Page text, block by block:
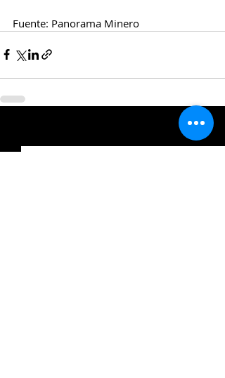
Fuente: Panorama Minero
Ver todo